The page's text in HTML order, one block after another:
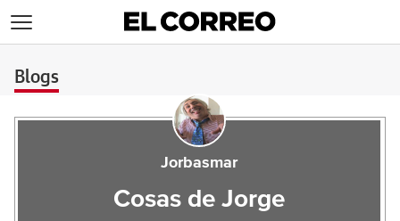
Blogs
Jorbasmar
Cosas de Jorge